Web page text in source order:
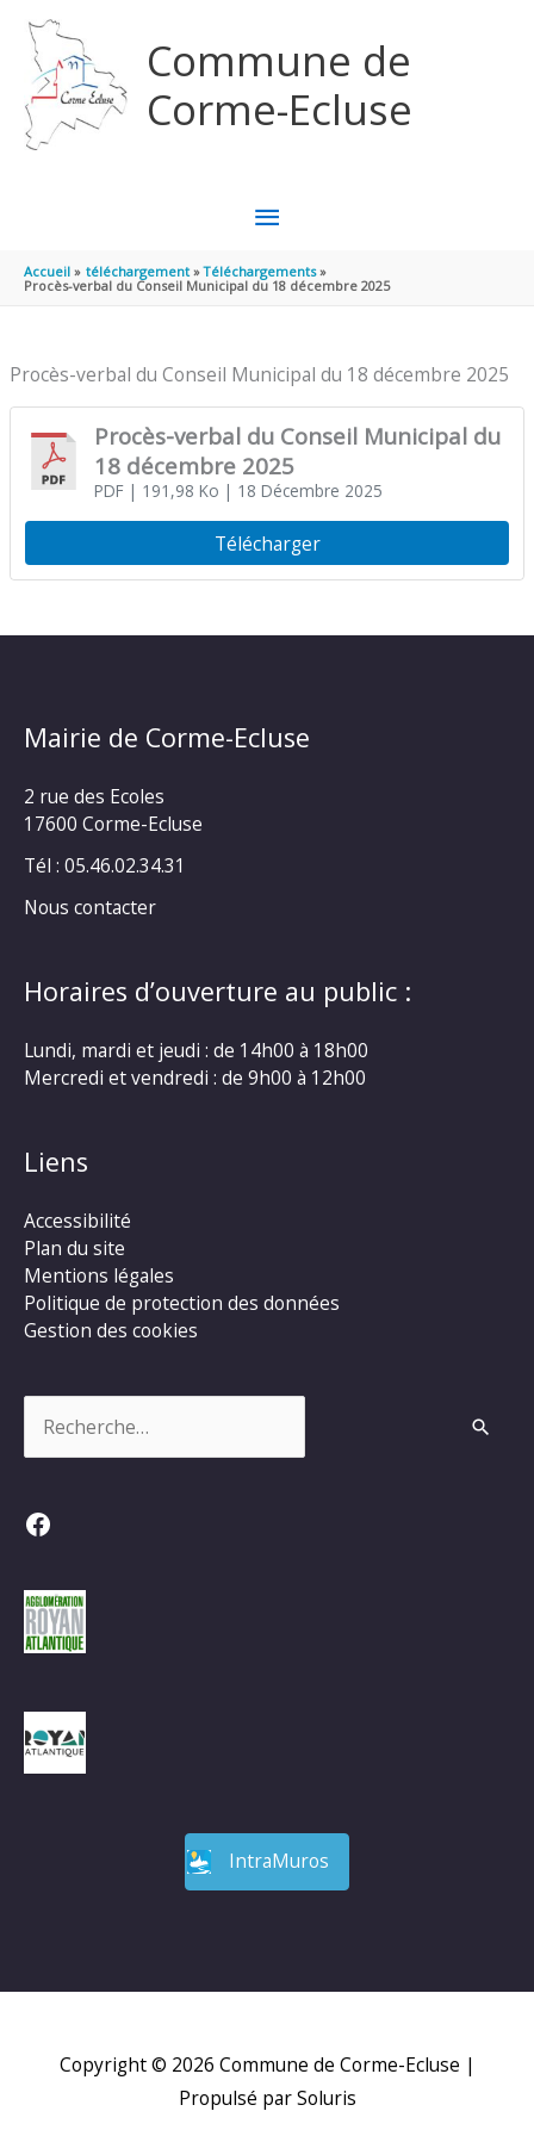
Commune de
Corme-Ecluse
MENU
PRINCIPAL
Accueil téléchargement
Téléchargements
Procès-verbal du Conseil Municipal du 18 décembre 2025
Procès-verbal du Conseil Municipal du 18 décembre 2025
Procès-verbal du Conseil Municipal du
18 décembre 2025
PDF| 191,98 Ko | 18 Décembre 2025
Télécharger
Mairie de Corme-Ecluse
2 rue des Ecoles
17600 Corme-Ecluse
Tél : 05.46.02.34.31
Nous contacter
Horaires d’ouverture au public :
Lundi, mardi et jeudi : de 14h00 à 18h00
Mercredi et vendredi : de 9h00 à 12h00
Liens
Accessibilité
Plan du site
Mentions légales
Politique de protection des données
Gestion des cookies
Facebook
IntraMuros
Copyright © 2026 Commune de Corme-Ecluse |
Propulsé par Soluris